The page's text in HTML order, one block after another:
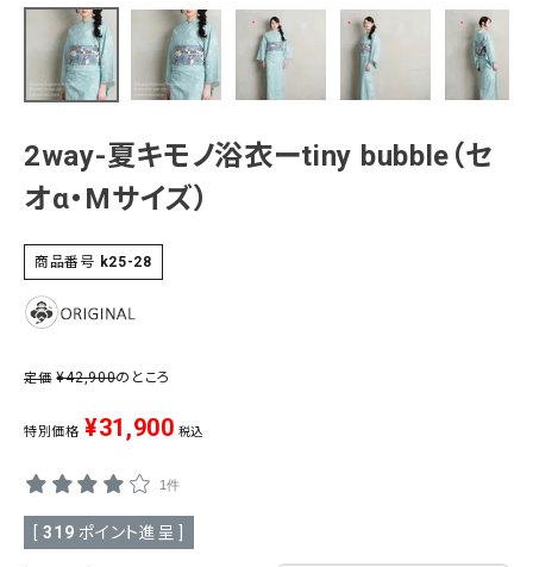
正絹 木綿・麻 ポリエステル その他
価格から探す
20,000-30,000円 30,000円以上
色から探す
羽織
新作・キャンペーン
帯結び動画
SHOPPING GUIDE
ABOUT
INFORMATION
2way-夏キモノ浴衣ーtiny bubble（セ
オα・Mサイズ）
商品番号 k25-28
定価 ¥42,900のところ
特別価格 ¥31,900 税込
1件
319 ポイント進呈 ]